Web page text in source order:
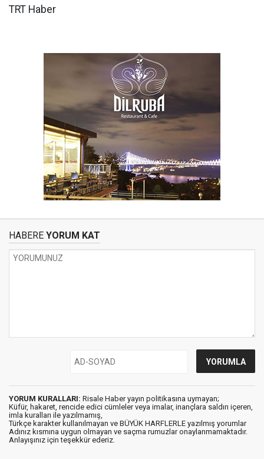
TRT Haber
HABERE YORUM KAT
YORUM KURALLARI: Risale Haber yayın politikasına uymayan;
Küfür, hakaret, rencide edici cümleler veya imalar, inançlara saldırı içeren,
imla kuralları ile yazılmamış,
Türkçe karakter kullanılmayan ve BÜYÜK HARFLERLE yazılmış yorumlar
Adınız kısmına uygun olmayan ve saçma rumuzlar onaylanmamaktadır.
Anlayışınız için teşekkür ederiz.